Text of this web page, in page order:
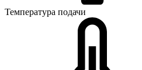
Температура подачи